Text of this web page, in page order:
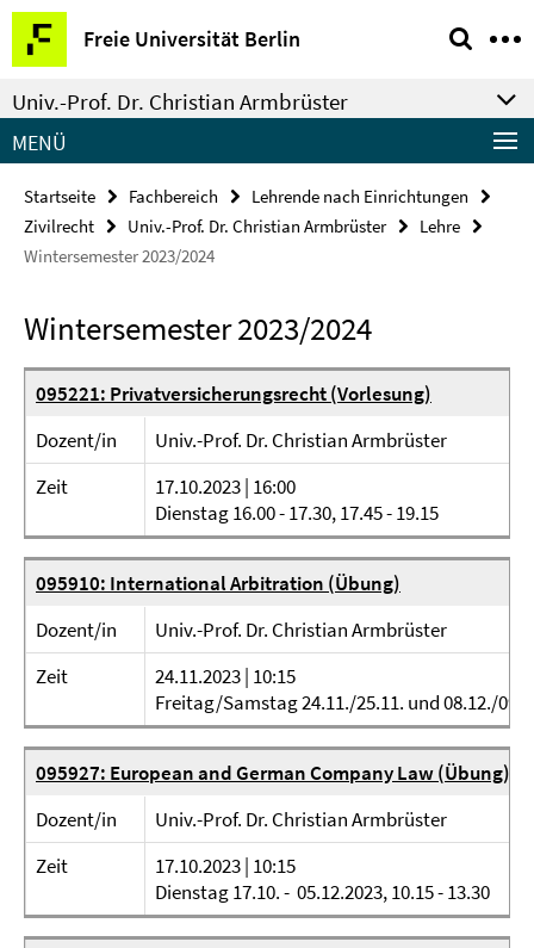
Springe
direkt
zu
Inhalt
Freie Universität Berlin
Service-
Navigation
Univ.-Prof. Dr. Christian Armbrüster
MENÜ
Startseite Fachbereich
Lehrende nach Einrichtungen
Zivilrecht
Univ.-Prof. Dr. Christian Armbrüster
Lehre
Wintersemester 2023/2024
Wintersemester 2023/2024
095221: Privatversicherungsrecht (Vorlesung)
Dozent/in
Univ.-Prof. Dr. Christian Armbrüster
Zeit
17.10.2023 | 16:00
Dienstag 16.00 - 17.30, 17.45 - 19.15
095910: International Arbitration (Übung)
Dozent/in
Univ.-Prof. Dr. Christian Armbrüster
Zeit
24.11.2023 | 10:15
Freitag/Samstag 24.11./25.11. und 08.12./
095927: European and German Company Law (Übung)
Dozent/in
Univ.-Prof. Dr. Christian Armbrüster
Zeit
17.10.2023 | 10:15
Dienstag 17.10. - 05.12.2023, 10.15 - 13.30